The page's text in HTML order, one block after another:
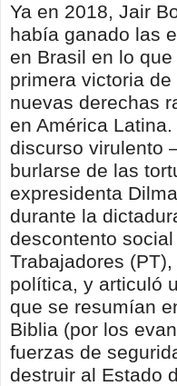
Ya en 2018, Jair
había ganado las
en Brasil en lo
primera victoria de
nuevas derechas
en América Latina.
discurso virulento
burlarse de las
expresidenta
durante la
descontento
Trabajadores
política, y articuló
que se resumían
Biblia (por los
fuerzas de
destruir al Estado